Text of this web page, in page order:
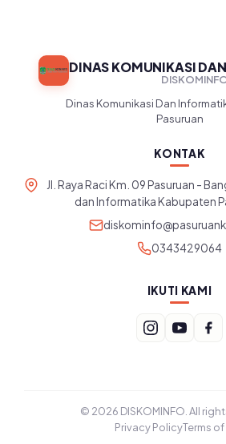
DINAS KOMUNIKASI
Dinas Komunikasi Dan
Pasuruan
KONTAK
Jl. Raya Raci Km. 09 Pasuruan -
dan Informatika Kabupaten
0343429064
IKUTI KAMI
© 2026 DISKOMINFO. All
Privacy PolicyTerms of